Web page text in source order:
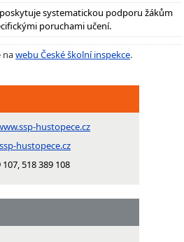
systematickou podporu žákům
poruchami učení.
nawebu České školní inspekce.
hustopece.cz
hustopece.cz
107, 518 389 108